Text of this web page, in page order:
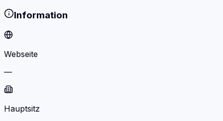
Information
Webseite
—
Hauptsitz